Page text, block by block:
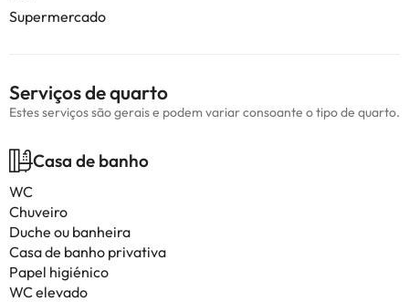
Supermercado
Serviços de quarto
Estes serviços são gerais e podem variar consoante o tipo de quarto.
Casa de banho
WC
Chuveiro
Duche ou banheira
Casa de banho privativa
Papel higiénico
WC elevado